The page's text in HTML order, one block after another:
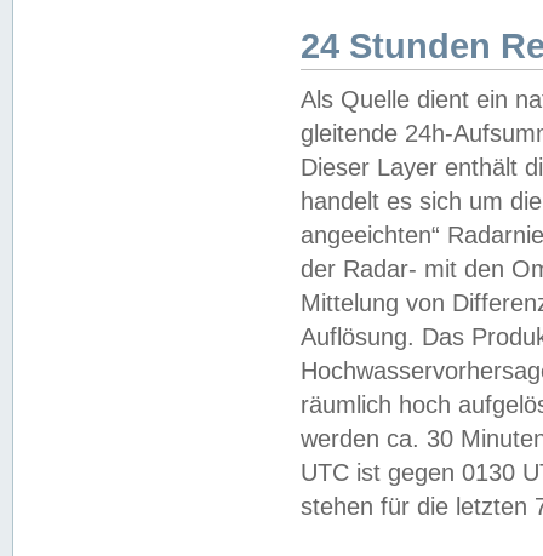
24 Stunden
Als Quelle dient ein
gleitende 24h-
Dieser Layer enthält
handelt es sich um
angeeichten“
der Radar- mit den
Mittelung von
Auflösung. Das
räumlich hoch
werden ca. 30
UTC ist gegen 0130
stehen für die letzten